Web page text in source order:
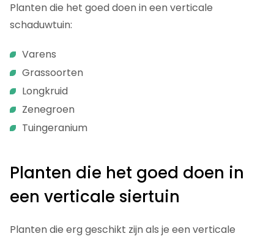
Planten die het goed doen in een verticale
schaduwtuin:
Varens
Grassoorten
Longkruid
Zenegroen
Tuingeranium
Planten die het goed doen in
een verticale siertuin
Planten die erg geschikt zijn als je een verticale